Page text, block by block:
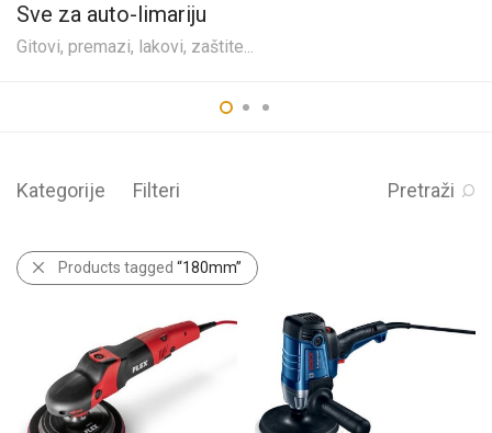
Sve za auto-limariju
Gitovi, premazi, lakovi, zaštite...
Kategorije Filteri Pretraži
Products tagged “180mm”